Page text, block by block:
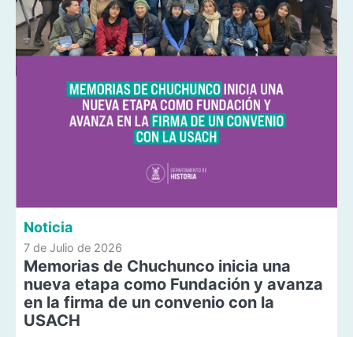
Noticia
7 de Julio de 2026
Memorias de Chuchunco inicia una
nueva etapa como Fundación y avanza
en la firma de un convenio con la
USACH